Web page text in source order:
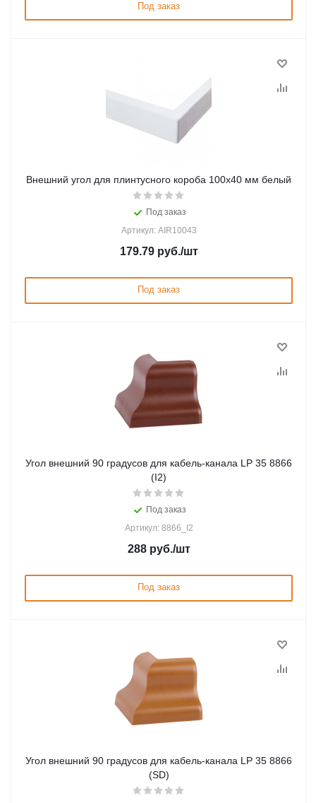
Под заказ
Внешний угол для плинтусного короба 100х40 мм белый
Под заказ
Артикул: AIR10043
179.79руб./шт
Под заказ
Угол внешний 90 градусов для кабель-канала LP 35 8866
(I2)
Под заказ
Артикул: 8866_I2
288руб./шт
Под заказ
Угол внешний 90 градусов для кабель-канала LP 35 8866
(SD)